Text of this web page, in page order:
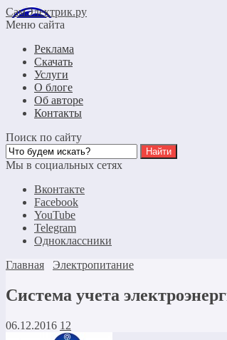
СамЭлектрик.ру
Меню сайта
Реклама
Скачать
Услуги
О блоге
Об авторе
Контакты
Поиск по сайту
Мы в социальных сетях
Вконтакте
Facebook
YouTube
Telegram
Одноклассники
Главная
Электропитание
Система учета
06.12.2016 12